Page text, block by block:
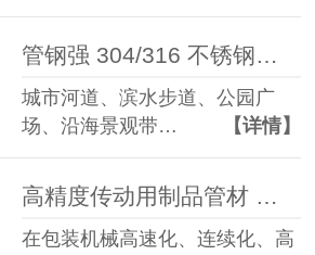
管钢强 304/316 不锈钢管 —— 市政景观护栏批量应用案例
城市河道、滨水步道、公园广
场、沿海景观带…
【详情】
高精度传动用制品管材 完美匹配包装机械工况｜佛山包装设备企业合作案例
在包装机械高速化、连续化、高